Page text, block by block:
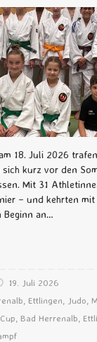
18. Juli 2026
kurz vor den
Mit 31
– und kehrten mit
Beginn an…
19. Juli 2026
Ettlingen Judo
Bad Herrenalb